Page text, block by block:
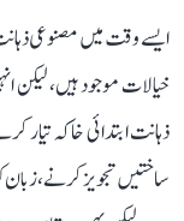
ایسے وقت میں مصنوعی
خیالات موجود ہیں، لیکن
ذہانت ابتدائی خاکہ تیار
ساختیں تجویز کرنے، زبان